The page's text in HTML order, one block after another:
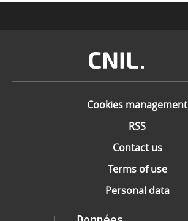
Image
Cookies management
RSS
Contact us
Terms of use
Personal data